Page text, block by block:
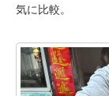
気に比較。